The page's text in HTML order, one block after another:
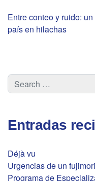
Entre conteo y ruido: un
país en hilachas
Entradas
Déjà vu
Urgencias de un
Programa de